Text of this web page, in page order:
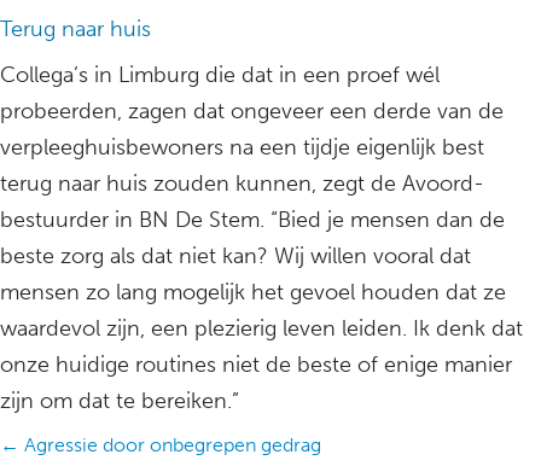
Terug naar huis
Collega’s in Limburg die dat in een proef wél
probeerden, zagen dat ongeveer een derde van de
verpleeghuisbewoners na een tijdje eigenlijk best
terug naar huis zouden kunnen, zegt de Avoord-
bestuurder in BN De Stem. “Bied je mensen dan de
beste zorg als dat niet kan? Wij willen vooral dat
mensen zo lang mogelijk het gevoel houden dat ze
waardevol zijn, een plezierig leven leiden. Ik denk dat
onze huidige routines niet de beste of enige manier
zijn om dat te bereiken.”
Posts
← Agressie door onbegrepen gedrag